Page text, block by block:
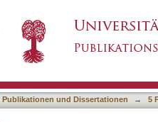
in Experimental
Publikationen und Dissertationen → 5